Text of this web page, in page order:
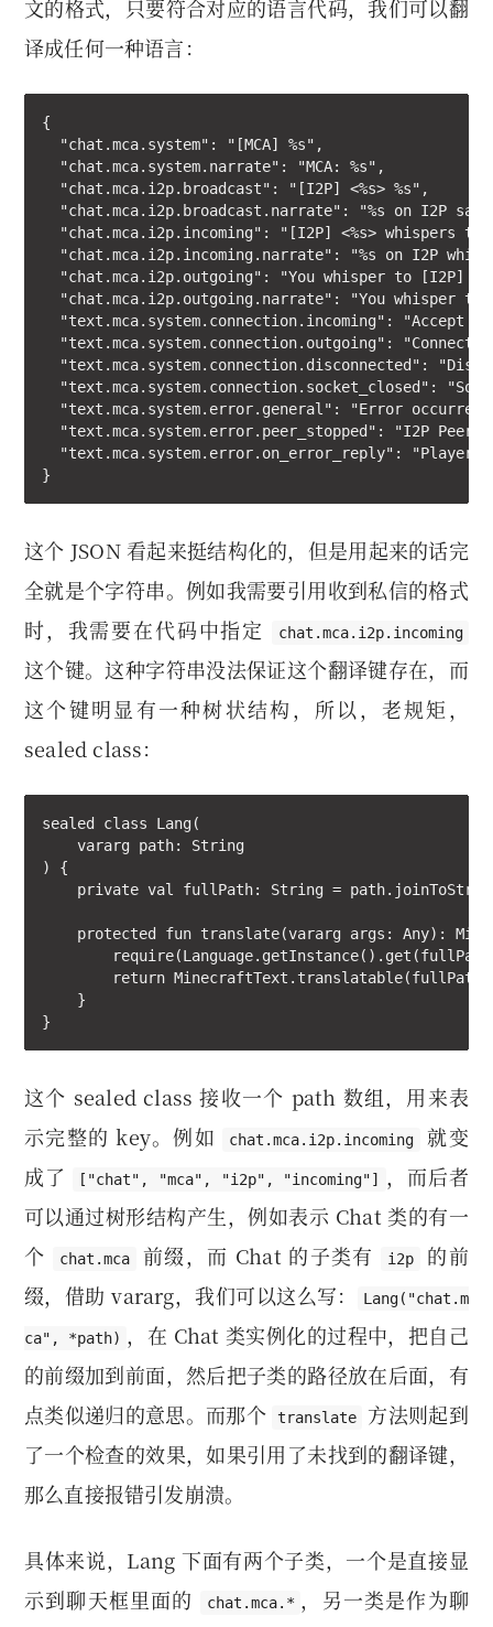
文的格式，只要符合对应的语言代码，我们可以翻
译成任何一种语言：
{
  "chat.mca.system": "[MCA] %s",
  "chat.mca.system.narrate": "MCA: %s",
  "chat.mca.i2p.broadcast": "[I2P] <%s> %s",
"chat.mca.i2p.broadcast.narrate": "%s on I2P
"chat.mca.i2p.incoming": "[I2P] <%s> whispers to
"chat.mca.i2p.incoming.narrate": "%s on I2P
"chat.mca.i2p.outgoing": "You whisper to [I2P]
"chat.mca.i2p.outgoing.narrate": "You whisper to
"text.mca.system.connection.incoming": "Accept
"text.mca.system.connection.outgoing":
"text.mca.system.connection.disconnected":
"text.mca.system.connection.socket_closed":
"text.mca.system.error.general": "Error
"text.mca.system.error.peer_stopped": "I2P Peer
"text.mca.system.error.on_error_reply": "Player
}
这个 JSON 看起来挺结构化的，但是用起来的话完
全就是个字符串。例如我需要引用收到私信的格式
时，我需要在代码中指定
chat.mca.i2p.incoming
这个键。这种字符串没法保证这个翻译键存在，而
这个键明显有一种树状结构，所以，老规矩，
sealed class：
sealed class Lang(
    vararg path: String
) {
private val fullPath: String =
protected fun translate(vararg args: Any):
return
    }
}
这个 sealed class 接收一个 path 数组，用来表
示完整的 key。例如
chat.mca.i2p.incoming
就变
成了
["chat", "mca", "i2p", "incoming"]
，而后者
可以通过树形结构产生，例如表示 Chat 类的有一
个
chat.mca 前缀，而 Chat 的子类有 i2p
的前
缀，借助 vararg，我们可以这么写：
Lang("chat.m
ca", *path) ，在 Chat 类实例化的过程中，把自己
的前缀加到前面，然后把子类的路径放在后面，有
点类似递归的意思。而那个
translate
方法则起到
了一个检查的效果，如果引用了未找到的翻译键，
那么直接报错引发崩溃。
具体来说，Lang 下面有两个子类，一个是直接显
示到聊天框里面的
chat.mca.* ，另一类是作为聊